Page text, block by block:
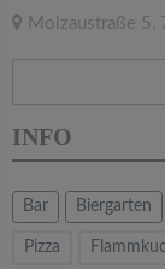
Molzaustraße 5 ,
INFO
Bar Biergarten
Pizza
e
a
v